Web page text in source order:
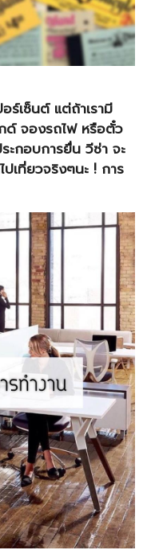
ร์เซ็นต์ แต่ถ้าเรามี
ด์ จองรถไฟ หรือตั๋ว
ะกอบการยื่น วีซ่า จะ
ปเที่ยวจริงๆนะ ! การ